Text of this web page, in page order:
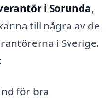
i Sorunda,
till några av de
i Sverige.
för bra